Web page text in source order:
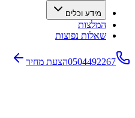
מידע וכלים
המלצות
שאלות נפוצות
0504492267הצעת מחיר